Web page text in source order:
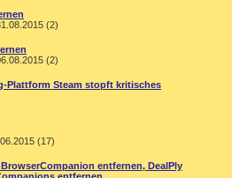
(2)
(2)
Plattform Steam stopft kritisches
(17)
entfernen, DealPly